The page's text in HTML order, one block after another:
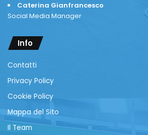
Caterina Gianfrancesco
Social Media Manager
Info
Contatti
Privacy Policy
Cookie Policy
Mappa del Sito
Il Team